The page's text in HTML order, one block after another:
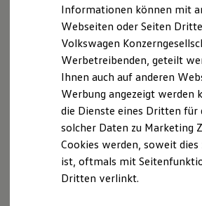
Lifestyle Shop
T-Roc Kollektion
Golf Kollektion
ID. Kollektion
Volkswagen Kollektion
R-Kollektion
GTI Kollektion
Fußball Drop
we drive football
#wedriveproud
Besitzer und Service
Software Updates
Service und Ersatzteile
Umsatzsteuer-
Umsatzsteuergesetz: DE 250667148
eingetragen im Handelsregister des
Frankfurt am Main
Handelsregisternummer HRB 78232
Geschäftsführer der Göthling &
Automobile GmbH
Frank Göthling
Manuel Paul
Informationen können mit
Webseiten oder Seiten
Volkswagen
Werbetreibenden, geteilt
Ihnen auch auf anderen
Werbung angezeigt werden
die Dienste eines Dritten für
solcher Daten zu Marketing
Cookies werden, soweit
ist, oftmals mit
Dritten verlinkt.